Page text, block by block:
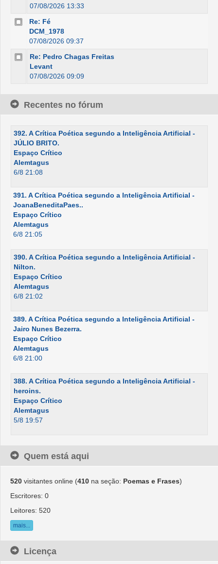
07/08/2026 13:33
Re: Fé
DCM_1978
07/08/2026 09:37
Re: Pedro Chagas Freitas
Levant
07/08/2026 09:09
Recentes no fórum
392. A Crítica Poética segundo a Inteligência Artificial -
JÚLIO BRITO.
Espaço Crítico
Alemtagus
6/8 21:08
391. A Crítica Poética segundo a Inteligência Artificial -
JoanaBeneditaPaes..
Espaço Crítico
Alemtagus
6/8 21:05
390. A Crítica Poética segundo a Inteligência Artificial -
Nilton.
Espaço Crítico
Alemtagus
6/8 21:02
389. A Crítica Poética segundo a Inteligência Artificial -
Jairo Nunes Bezerra.
Espaço Crítico
Alemtagus
6/8 21:00
388. A Crítica Poética segundo a Inteligência Artificial -
heroins.
Espaço Crítico
Alemtagus
5/8 19:57
Quem está aqui
520 visitantes online (410 na seção: Poemas e Frases)
Escritores: 0
Leitores: 520
mais...
Licença